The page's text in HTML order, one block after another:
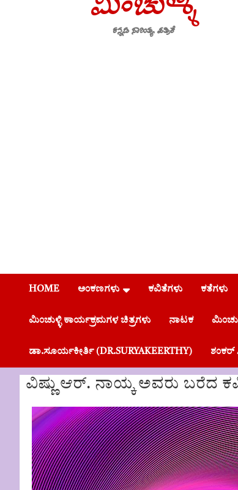
ಕನ್ನಡ ಸಾಹಿತ್ಯ ಪತ್ರಿಕೆ
HOME ಅಂಕಣಗಳು ಕವಿತೆಗಳು ಕತೆಗಳು
ಮಿಂಚುಳ್ಳಿ ಕಾರ್ಯಕ್ರಮಗಳ ಚಿತ್ರಗಳು ನಾಟಕ
ಡಾ.ಸೂರ್ಯಕೀರ್ತಿ (DR.SURYAKEERTHY) ಶಂಕರ್
ವಿಷ್ಣು ಆರ್. ನಾಯ್ಕ ಅವರು ಬರೆದ